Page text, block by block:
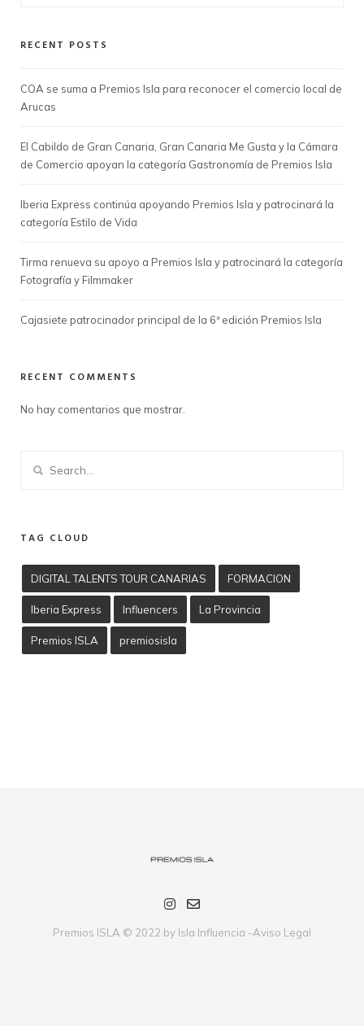
RECENT POSTS
COA se suma a Premios Isla para reconocer el comercio local de
Arucas
El Cabildo de Gran Canaria, Gran Canaria Me Gusta y la Cámara
de Comercio apoyan la categoría Gastronomía de Premios Isla
Iberia Express continúa apoyando Premios Isla y patrocinará la
categoría Estilo de Vida
Tirma renueva su apoyo a Premios Isla y patrocinará la categoría
Fotografía y Filmmaker
Cajasiete patrocinador principal de la 6ª edición Premios Isla
RECENT COMMENTS
No hay comentarios que mostrar.
TAG CLOUD
DIGITAL TALENTS TOUR CANARIAS FORMACION
Iberia Express Influencers La Provincia
Premios ISLA premiosisla
Premios ISLA © 2022 by Isla Influencia -Aviso Legal